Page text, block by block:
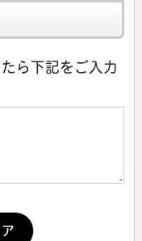
ら下記をご入力